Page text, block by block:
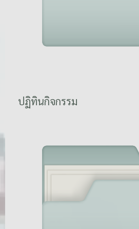
ปฏิทินกิจกรรม